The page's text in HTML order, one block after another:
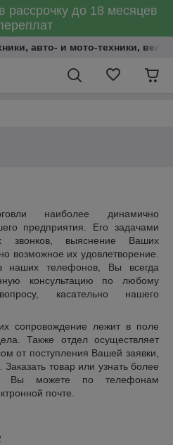
рассрочку до 18 месяцев
авто- и мото-техники,
наиболее динамично
предприятия. Его задачами
звонков, выяснение Ваших
возможное их удовлетворение.
наших телефонов, Вы всегда
консультацию по любому
касательно нашего
сопровождение лежит в поле
Также отдел осуществляет
от поступления Вашей заявки,
товар или узнать более
Вы можете по телефонам
почте.